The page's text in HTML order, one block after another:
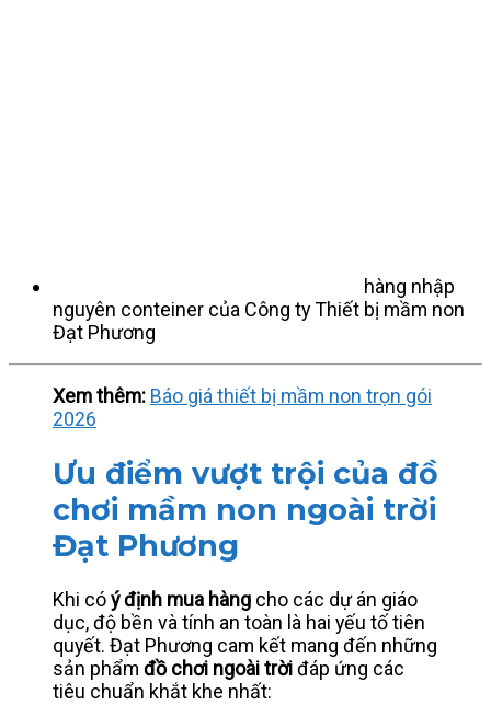
hàng nhập
nguyên conteiner của Công ty Thiết bị mầm non
Đạt Phương
Xem thêm: Báo giá thiết bị mầm non trọn gói
2026
Ưu điểm vượt trội của đồ
chơi mầm non ngoài trời
Đạt Phương
Khi cóý định mua hàng cho các dự án giáo
dục, độ bền và tính an toàn là hai yếu tố tiên
quyết. Đạt Phương cam kết mang đến những
sản phẩm đồ chơi ngoài trờiđáp ứng các
tiêu chuẩn khắt khe nhất: